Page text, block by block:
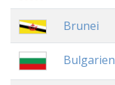
Brunei
Bulgarien